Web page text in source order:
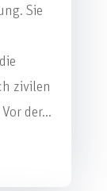
Sie
zivilen
der...